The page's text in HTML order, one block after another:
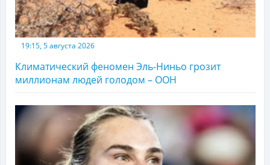
19:15, 5 августа 2026
Климатический феномен Эль-Ниньо грозит
миллионам людей голодом – ООН